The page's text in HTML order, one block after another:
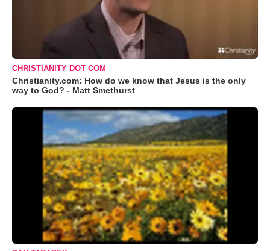
CHRISTIANITY DOT COM
Christianity.com: How do we know that Jesus is the only
way to God? - Matt Smethurst